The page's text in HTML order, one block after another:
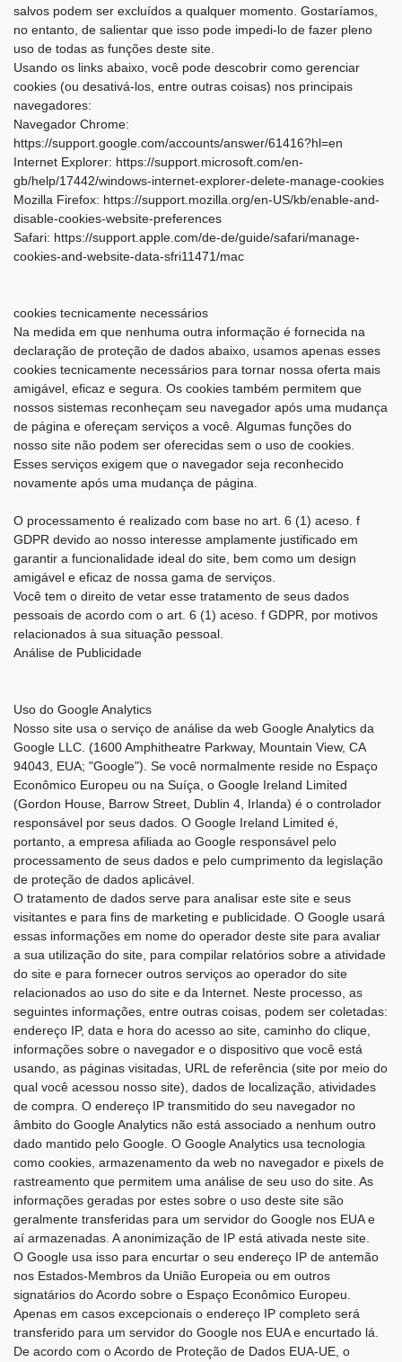
salvos podem ser excluídos a qualquer momento. Gostaríamos,
no entanto, de salientar que isso pode impedi-lo de fazer pleno
uso de todas as funções deste site.
Usando os links abaixo, você pode descobrir como gerenciar
cookies (ou desativá-los, entre outras coisas) nos principais
navegadores:
Navegador Chrome:
https://support.google.com/accounts/answer/61416?hl=en
Internet Explorer: https://support.microsoft.com/en-
gb/help/17442/windows-internet-explorer-delete-manage-cookies
Mozilla Firefox: https://support.mozilla.org/en-US/kb/enable-and-
disable-cookies-website-preferences
Safari: https://support.apple.com/de-de/guide/safari/manage-
cookies-and-website-data-sfri11471/mac
cookies tecnicamente necessários
Na medida em que nenhuma outra informação é fornecida na
declaração de proteção de dados abaixo, usamos apenas esses
cookies tecnicamente necessários para tornar nossa oferta mais
amigável, eficaz e segura. Os cookies também permitem que
nossos sistemas reconheçam seu navegador após uma mudança
de página e ofereçam serviços a você. Algumas funções do
nosso site não podem ser oferecidas sem o uso de cookies.
Esses serviços exigem que o navegador seja reconhecido
novamente após uma mudança de página.
O processamento é realizado com base no art. 6 (1) aceso. f
GDPR devido ao nosso interesse amplamente justificado em
garantir a funcionalidade ideal do site, bem como um design
amigável e eficaz de nossa gama de serviços.
Você tem o direito de vetar esse tratamento de seus dados
pessoais de acordo com o art. 6 (1) aceso. f GDPR, por motivos
relacionados à sua situação pessoal.
Análise de Publicidade
Uso do Google Analytics
Nosso site usa o serviço de análise da web Google Analytics da
Google LLC. (1600 Amphitheatre Parkway, Mountain View, CA
94043, EUA; "Google"). Se você normalmente reside no Espaço
Econômico Europeu ou na Suíça, o Google Ireland Limited
(Gordon House, Barrow Street, Dublin 4, Irlanda) é o controlador
responsável por seus dados. O Google Ireland Limited é,
portanto, a empresa afiliada ao Google responsável pelo
processamento de seus dados e pelo cumprimento da legislação
de proteção de dados aplicável.
O tratamento de dados serve para analisar este site e seus
visitantes e para fins de marketing e publicidade. O Google usará
essas informações em nome do operador deste site para avaliar
a sua utilização do site, para compilar relatórios sobre a atividade
do site e para fornecer outros serviços ao operador do site
relacionados ao uso do site e da Internet. Neste processo, as
seguintes informações, entre outras coisas, podem ser coletadas:
endereço IP, data e hora do acesso ao site, caminho do clique,
informações sobre o navegador e o dispositivo que você está
usando, as páginas visitadas, URL de referência (site por meio do
qual você acessou nosso site), dados de localização, atividades
de compra. O endereço IP transmitido do seu navegador no
âmbito do Google Analytics não está associado a nenhum outro
dado mantido pelo Google. O Google Analytics usa tecnologia
como cookies, armazenamento da web no navegador e pixels de
rastreamento que permitem uma análise de seu uso do site. As
informações geradas por estes sobre o uso deste site são
geralmente transferidas para um servidor do Google nos EUA e
aí armazenadas. A anonimização de IP está ativada neste site.
O Google usa isso para encurtar o seu endereço IP de antemão
nos Estados-Membros da União Europeia ou em outros
signatários do Acordo sobre o Espaço Econômico Europeu.
Apenas em casos excepcionais o endereço IP completo será
transferido para um servidor do Google nos EUA e encurtado lá.
De acordo com o Acordo de Proteção de Dados EUA-UE, o